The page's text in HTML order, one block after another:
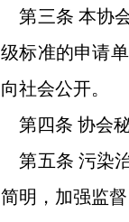
第三条 本协
级标准的申请
向社会公开。
第四条 协会
第五条 污染
简明，加强监督